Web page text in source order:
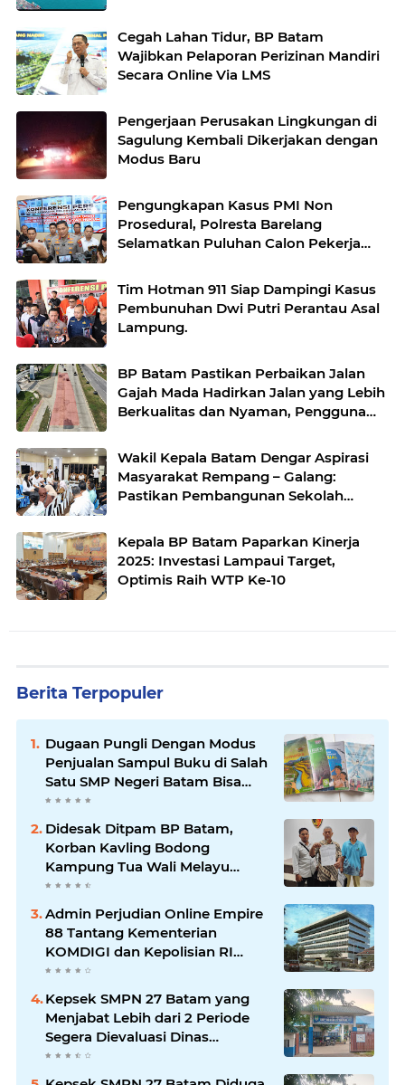
Cegah Lahan Tidur, BP Batam
Wajibkan Pelaporan Perizinan Mandiri
Secara Online Via LMS
Pengerjaan Perusakan Lingkungan di
Sagulung Kembali Dikerjakan dengan
Modus Baru
Pengungkapan Kasus PMI Non
Prosedural, Polresta Barelang
Selamatkan Puluhan Calon Pekerja
Tim Hotman 911 Siap Dampingi Kasus
Pembunuhan Dwi Putri Perantau Asal
Lampung.
BP Batam Pastikan Perbaikan Jalan
Gajah Mada Hadirkan Jalan yang Lebih
Berkualitas dan Nyaman, Pengguna
Wakil Kepala Batam Dengar Aspirasi
Masyarakat Rempang – Galang:
Pastikan Pembangunan Sekolah
Masa Depan Pendidikan
Kepala BP Batam Paparkan Kinerja
2025: Investasi Lampaui Target,
Optimis Raih WTP Ke-10
Berita Terpopuler
Dugaan Pungli Dengan Modus
Penjualan Sampul Buku di Salah
Satu SMP Negeri Batam Bisa
Berujung ke Polda Kepri
Didesak Ditpam BP Batam,
Korban Kavling Bodong
Kampung Tua Wali Melayu
Tolak Hadir Sebelum Ada
Kepastian Hukum
Admin Perjudian Online Empire
88 Tantang Kementerian
KOMDIGI dan Kepolisian RI
Menutup Situsnya
Kepsek SMPN 27 Batam yang
Menjabat Lebih dari 2 Periode
Segera Dievaluasi Dinas
Pendidikan